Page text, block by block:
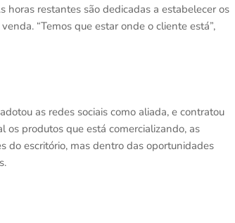
restantes são dedicadas a estabelecer os
“Temos que estar onde o cliente está”,
as redes sociais como aliada, e contratou
os produtos que está comercializando, as
do escritório, mas dentro das oportunidades